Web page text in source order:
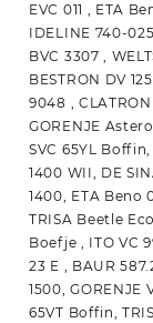
EVC 011 , ETA
IDELINE 740-
BVC 3307 ,
BESTRON DV
9048 ,
GORENJE
SVC 65YL
1400 WII, DE
1400, ETA Beno
TRISA Beetle
Boefje , ITO VC
23 E , BAUR
1500, GORENJE
65VT Boffin,